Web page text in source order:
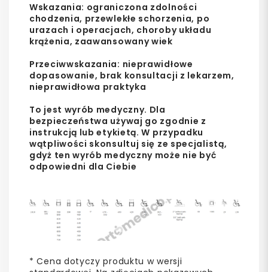
Wskazania: ograniczona zdolności
chodzenia, przewlekłe schorzenia, po
urazach i operacjach, choroby układu
krążenia, zaawansowany wiek
Przeciwwskazania: nieprawidłowe
dopasowanie, brak konsultacji z lekarzem,
nieprawidłowa praktyka
To jest wyrób medyczny. Dla
bezpieczeństwa używaj go zgodnie z
instrukcją lub etykietą. W przypadku
wątpliwości skonsultuj się ze specjalistą,
gdyż ten wyrób medyczny może nie być
odpowiedni dla Ciebie
* Cena dotyczy produktu w wersji